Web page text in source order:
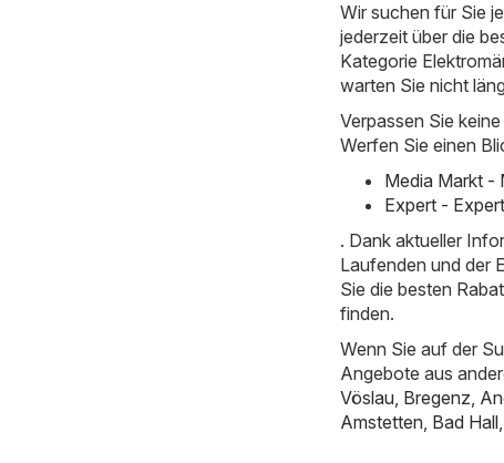
Wir suchen für Sie
jederzeit über die
Kategorie
warten Sie nicht
Verpassen Sie
Werfen Sie einen
Media Markt -
Expert -
. Dank aktueller
Laufenden und der
Sie die besten
finden.
Wenn Sie auf der
Angebote aus
Vöslau, Bregenz,
Amstetten, Bad Hall,